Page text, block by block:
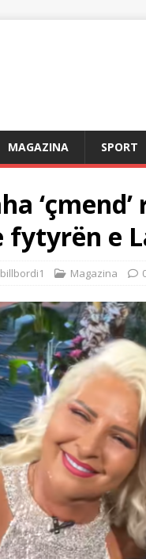
MAGAZINA SPORT
fytyrën e
billbordi1 Magazina